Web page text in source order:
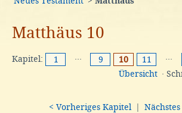
Matthäus 10
Kapitel: 1 ··· 9 10 11 ···
Übersicht ·
< Vorheriges Kapitel